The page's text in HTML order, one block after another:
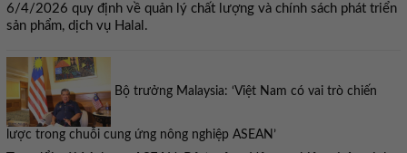
6/4/2026 quy định về quản lý chất lượng và chính sách phát triển
sản phẩm, dịch vụ Halal.
Bộ trưởng Malaysia: ‘Việt Nam có vai trò chiến
lược trong chuỗi cung ứng nông nghiệp ASEAN’